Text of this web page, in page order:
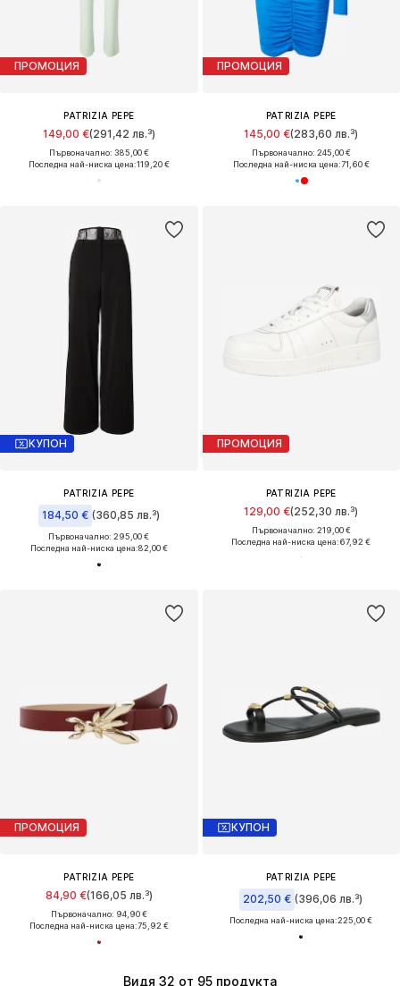
ПРОМОЦИЯ
PATRIZIA PEPE
149,00 €(291,42 лв.³)
Първоначално: 385,00 €
Последна най-ниска цена:119,20 €
ПРОМОЦИЯ
PATRIZIA PEPE
145,00 €(283,60 лв.³)
Първоначално: 245,00 €
Последна най-ниска цена:71,60 €
Видя 32 от 95 продукта
КУПОН
PATRIZIA PEPE
184,50 € (360,85 лв.³)
Първоначално: 295,00 €
Последна най-ниска цена:82,00 €
ПРОМОЦИЯ
PATRIZIA PEPE
129,00 €(252,30 лв.³)
Първоначално: 219,00 €
Последна най-ниска цена:67,92 €
ПРОМОЦИЯ
PATRIZIA PEPE
84,90 €(166,05 лв.³)
Първоначално: 94,90 €
Последна най-ниска цена:75,92 €
КУПОН
PATRIZIA PEPE
202,50 € (396,06 лв.³)
Последна най-ниска цена:225,00 €